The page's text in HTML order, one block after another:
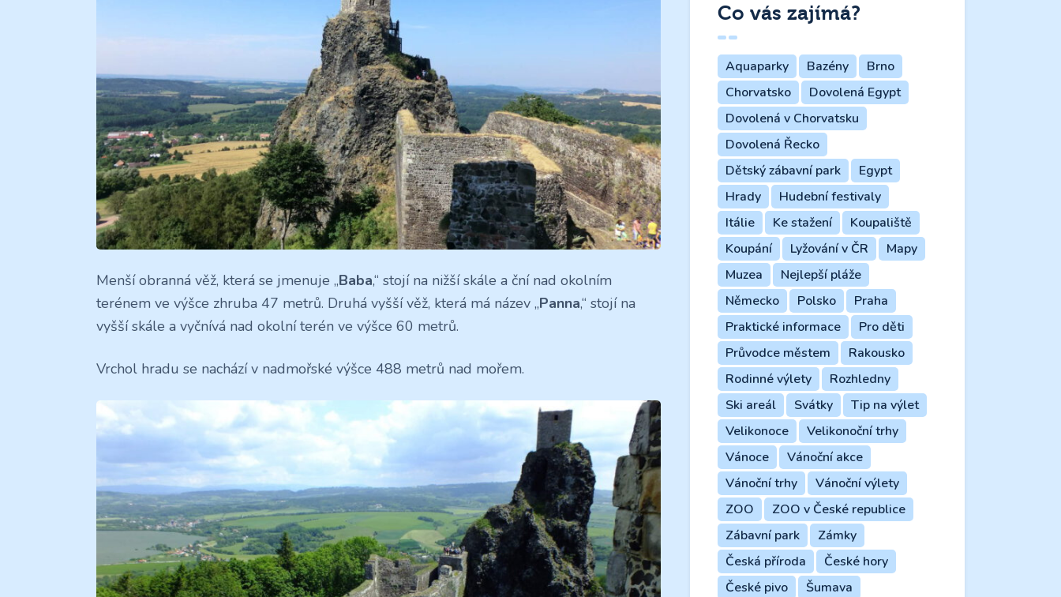
Menší obranná věž, která se jmenuje „Baba,“ stojí na nižší skále a ční nad okolním
terénem ve výšce zhruba 47 metrů. Druhá vyšší věž, která má název „Panna,“ stojí na
vyšší skále a vyčnívá nad okolní terén ve výšce 60 metrů.
Vrchol hradu se nachází v nadmořské výšce 488 metrů nad mořem.
Co vás zajímá?
Aquaparky Bazény
Brno
Chorvatsko
Dovolená Egypt
Dovolená v Chorvatsku
Dovolená Řecko
Dětský zábavní park
Egypt
Hrady
Hudební festivaly
Itálie
Ke stažení
Koupaliště
Koupání
Lyžování v ČR
Mapy
Muzea
Nejlepší pláže
Německo
Polsko
Praha
Praktické informace
Pro děti
Průvodce městem
Rakousko
Rodinné výlety
Rozhledny
Ski areál
Svátky
Tip na výlet
Velikonoce
Velikonoční trhy
Vánoce
Vánoční akce
Vánoční trhy
Vánoční výlety
ZOO
ZOO v České republice
Zábavní park
Zámky
Česká příroda
České hory
České pivo
Šumava